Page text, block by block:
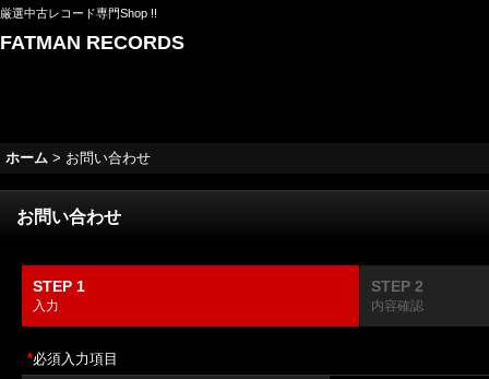
厳選中古レコード専門Shop !!
FATMAN RECORDS
ホーム > お問い合わせ
お問い合わせ
STEP 1
入力
STEP 2
内容確認
*必須入力項目